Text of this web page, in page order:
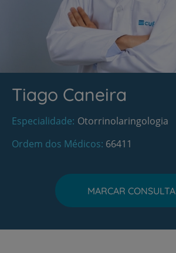
Tiago Caneira
Especialidade Otorrinolaringologia
Ordem dos Médicos 66411
MARCAR CONSULTA